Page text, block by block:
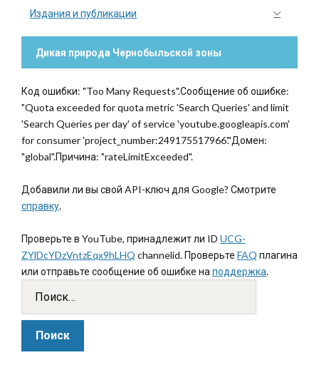
Издания и публикации
Дикая природа Чернобыльской зоны
Код ошибки: "Too Many Requests".Сообщение об ошибке:
"Quota exceeded for quota metric 'Search Queries' and limit
'Search Queries per day' of service 'youtube.googleapis.com'
for consumer 'project_number:249175517966'."Домен:
"global".Причина: "rateLimitExceeded".
Добавили ли вы свой API-ключ для Google? Смотрите
справку.
Проверьте в YouTube, принадлежит ли ID UCG-
ZYlDcYDzVntzEqx9hLHQ channelid. Проверьте FAQ плагина
или отправьте сообщение об ошибке на поддержка.